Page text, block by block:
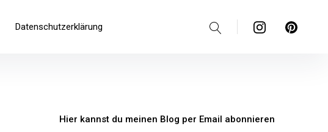
Datenschutzerklärung InstagramPinterest
Hier kannst du meinen Blog per Email abonnieren